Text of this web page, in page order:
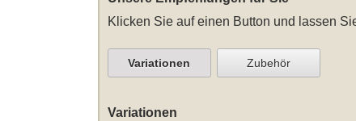
Klicken Sie auf einen Button und lassen
Variationen Zubehör
Variationen